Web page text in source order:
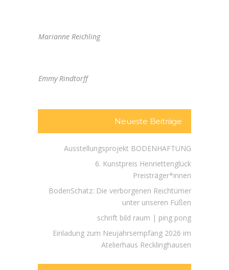
Marianne Reichling
Emmy Rindtorff
Neueste Beiträge
Ausstellungsprojekt BODENHAFTUNG
6. Kunstpreis Henriettenglück
Preisträger*innen
BodenSchatz: Die verborgenen Reichtümer
unter unseren Füßen
schrift bild raum | ping pong
Einladung zum Neujahrsempfang 2026 im
Atelierhaus Recklinghausen